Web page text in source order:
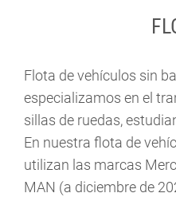
Flota de vehículos sin
especializamos en el
sillas de ruedas,
En nuestra flota de
utilizan las marcas
MAN (a diciembre de